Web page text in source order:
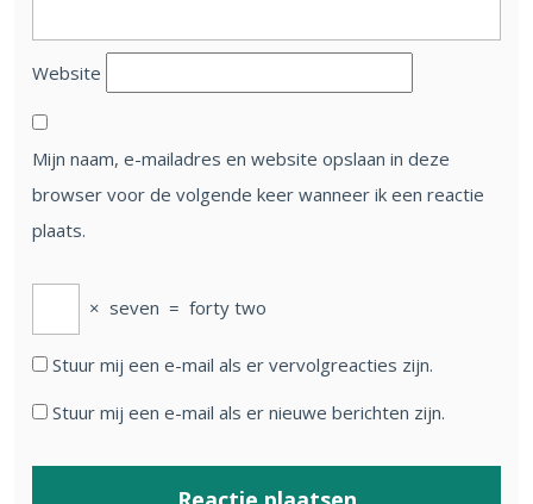
Website
Mijn naam, e-mailadres en website opslaan in deze
browser voor de volgende keer wanneer ik een reactie
plaats.
× seven = forty two
Stuur mij een e-mail als er vervolgreacties zijn.
Stuur mij een e-mail als er nieuwe berichten zijn.